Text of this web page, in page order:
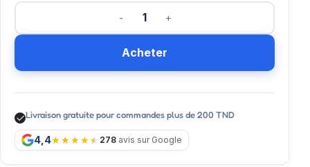
Acheter
Livraison gratuite pour commandes plus de 200 TND
4,4 278 avis sur Google